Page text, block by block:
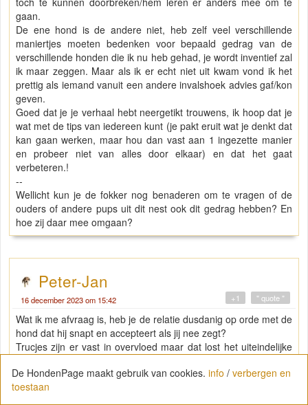
gaan.
De ene hond is de andere niet, heb zelf veel verschillende
maniertjes moeten bedenken voor bepaald gedrag van de
verschillende honden die ik nu heb gehad, je wordt inventief zal
ik maar zeggen. Maar als ik er echt niet uit kwam vond ik het
prettig als iemand vanuit een andere invalshoek advies gaf/kon
geven.
Goed dat je je verhaal hebt neergetikt trouwens, ik hoop dat je
wat met de tips van iedereen kunt (je pakt eruit wat je denkt dat
kan gaan werken, maar hou dan vast aan 1 ingezette manier
en probeer niet van alles door elkaar) en dat het gaat
verbeteren.!
--
Wellicht kun je de fokker nog benaderen om te vragen of de
ouders of andere pups uit dit nest ook dit gedrag hebben? En
hoe zij daar mee omgaan?
Peter-Jan
16 december 2023 om 15:42 " quote "
+1
Wat ik me afvraag is, heb je de relatie dusdanig op orde met de
hond dat hij snapt en accepteert als jij nee zegt?
Trucjes zijn er vast in overvloed maar dat lost het uiteindelijke
De HondenPage maakt gebruik van cookies. info / verbergen en
toestaan